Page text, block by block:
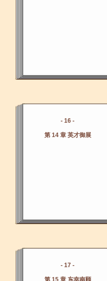
- 16 -
第 14 章 英才御展
- 17 -
第 15 章 东幸南顾